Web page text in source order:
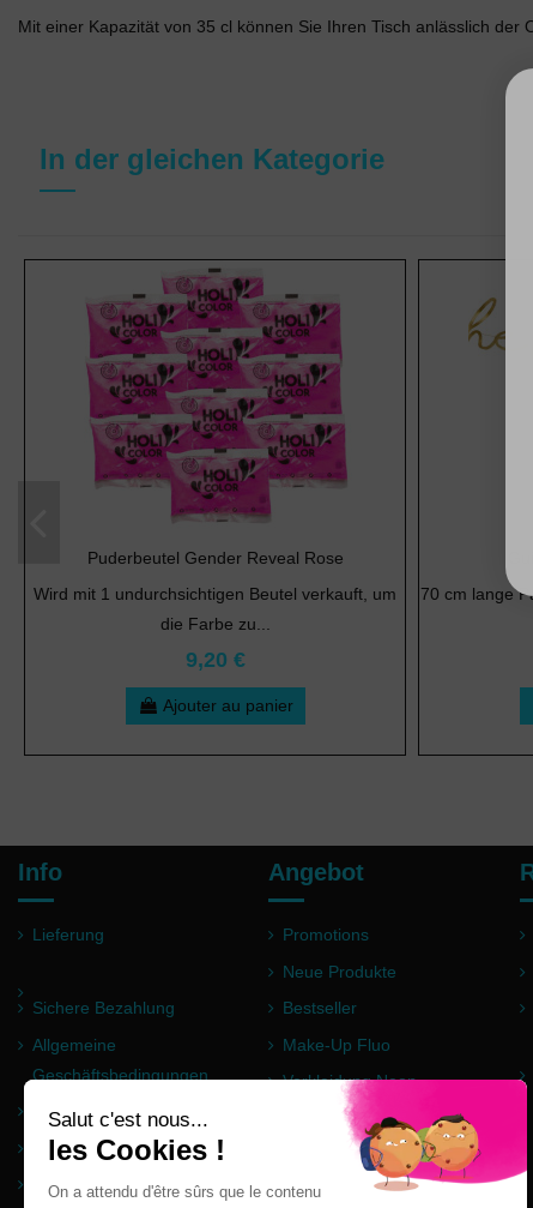
Mit einer Kapazität von 35 cl können Sie Ihren Tisch anlässlich der
In der gleichen Kategorie
Puderbeutel Gender Reveal Rose
Wird mit 1 undurchsichtigen Beutel verkauft, um
die Farbe zu...
9,20 €
Ajouter au panier
70 cm lange
Info
Lieferung
Sichere Bezahlung
Allgemeine
Geschäftsbedingungen
Impressum
Häufig gestellte Fragen
Partner
Angebot
Promotions
Neue Produkte
Bestseller
Make-Up Fluo
Verkleidung Neon
Pulver Holi